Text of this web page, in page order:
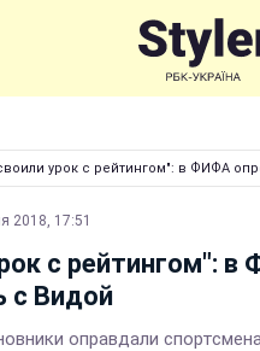
урок с рейтингом": в ФИФА
2018, 17:51
с рейтингом":
с Видой
оправдали